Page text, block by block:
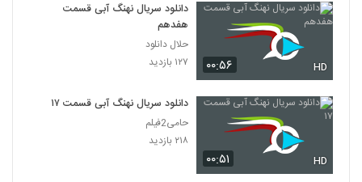
۰۰:۵۶ HD
دانلود سریال نهنگ آبی قسمت
هفدهم
حلال دانلود
۱۲۷ بازدید
۰۰:۵۱ HD
دانلود سریال نهنگ آبی قسمت ۱۷
حامی2فیلم
۲۱۸ بازدید